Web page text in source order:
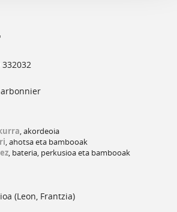
332032
, akordeoia
, ahotsa eta bambooak
, bateria, perkusioa eta bambooak
(Leon, Frantzia)